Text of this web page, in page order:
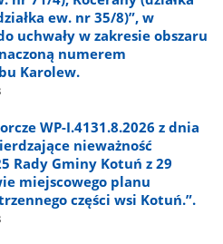
ew. nr 35/8)”, w
uchwały w zakresie obszaru
numerem
Karolew.
WP-I.4131.8.2026 z dnia
nieważność
Rady Gminy Kotuń z 29
miejscowego planu
części wsi Kotuń.”.